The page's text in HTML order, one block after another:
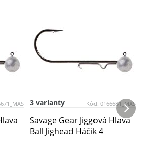
Kód: 0166681_MAS
3 varianty
Savage Gear Jiggová Hlava
Ball Jighead Háčik 4